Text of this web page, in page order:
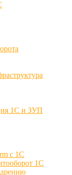
1С и ЗУП
с 1C
1С